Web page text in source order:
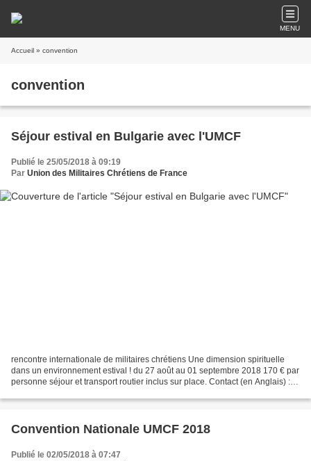
MENU
Accueil » convention
convention
Séjour estival en Bulgarie avec l'UMCF
Publié le 25/05/2018 à 09:19
Par Union des Militaires Chrétiens de France
rencontre internationale de militaires chrétiens Une dimension spirituelle
dans un environnement estival ! du 27 août au 01 septembre 2018 170 € par
personne séjour et transport routier inclus sur place. Contact (en Anglais) :
Convention Nationale UMCF 2018
Publié le 02/05/2018 à 07:47